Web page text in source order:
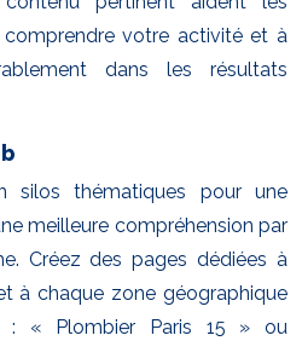
votre activité et à
dans les résultats
silos thématiques pour une
meilleure compréhension par
Créez des pages dédiées à
à chaque zone géographique
: « Plombier Paris 15 » ou